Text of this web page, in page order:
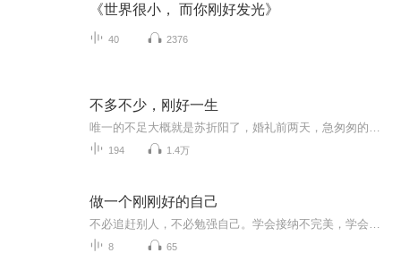
《世界很小， 而你刚好发光》
40 2376
不多不少，刚好一生
194 1.4万
做一个刚刚好的自己
8 65